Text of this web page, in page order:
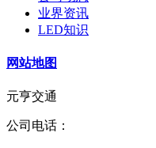
业界资讯
LED知识
网站地图
元亨交通
公司电话：